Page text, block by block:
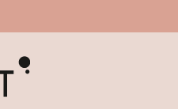
Cadeautje bij bestelling